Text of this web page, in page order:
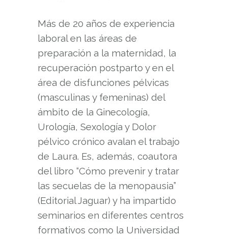
Más de 20 años de experiencia
laboral en las áreas de
preparación a la maternidad, la
recuperación postparto y en el
área de disfunciones pélvicas
(masculinas y femeninas) del
ámbito de la Ginecología,
Urología, Sexología y Dolor
pélvico crónico avalan el trabajo
de Laura. Es, además, coautora
del libro “Cómo prevenir y tratar
las secuelas de la menopausia”
(Editorial Jaguar) y ha impartido
seminarios en diferentes centros
formativos como la Universidad